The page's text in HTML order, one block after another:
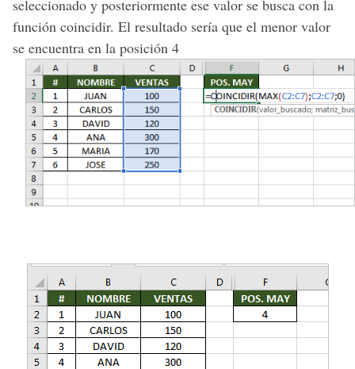
seleccionado y posteriormente ese valor se busca con la
función coincidir. El resultado sería que el menor valor
se encuentra en la posición 4